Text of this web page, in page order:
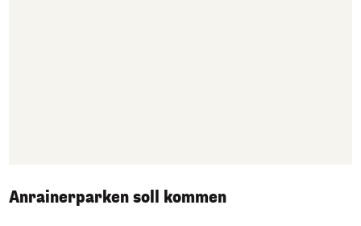
Anrainerparken soll kommen